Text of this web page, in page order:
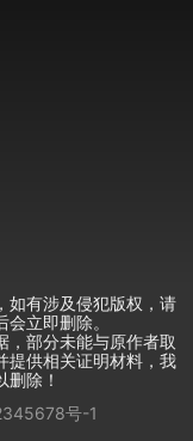
如有涉及侵犯版权，请
立即删除。
，部分未能与原作者取
提供相关证明材料，我
除！
号-1